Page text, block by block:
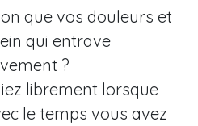
que vos douleurs et
qui entrave
?
librement lorsque
le temps vous avez